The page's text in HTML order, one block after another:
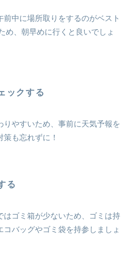
前中に場所取りをするのがベスト
め、朝早めに行くと良いでしょ
ックする
りやすいため、事前に天気予報を
も忘れずに！
る
はゴミ箱が少ないため、ゴミは持
コバッグやゴミ袋を持参しましょ